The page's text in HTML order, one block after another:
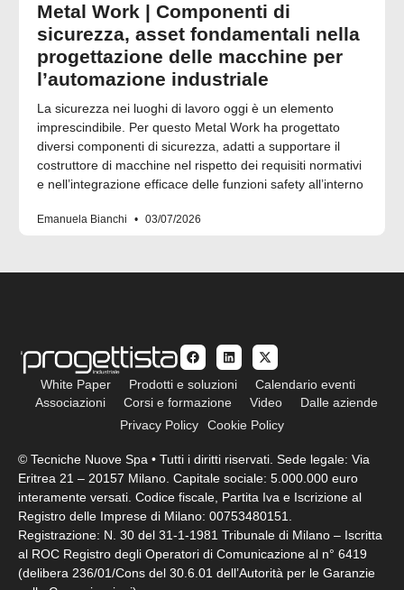
Metal Work | Componenti di
sicurezza, asset fondamentali nella
progettazione delle macchine per
l’automazione industriale
La sicurezza nei luoghi di lavoro oggi è un elemento
imprescindibile. Per questo Metal Work ha progettato
diversi componenti di sicurezza, adatti a supportare il
costruttore di macchine nel rispetto dei requisiti normativi
e nell’integrazione efficace delle funzioni safety all’interno
Emanuela Bianchi 03/07/2026
White Paper Prodotti e soluzioni
Calendario eventi
Associazioni
Corsi e formazione Video
Dalle aziende
Privacy Policy
Cookie Policy
© Tecniche Nuove Spa • Tutti i diritti riservati. Sede legale: Via
Eritrea 21 – 20157 Milano. Capitale sociale: 5.000.000 euro
interamente versati. Codice fiscale, Partita Iva e Iscrizione al
Registro delle Imprese di Milano: 00753480151.
Registrazione: N. 30 del 31-1-1981 Tribunale di Milano – Iscritta
al ROC Registro degli Operatori di Comunicazione al n° 6419
(delibera 236/01/Cons del 30.6.01 dell’Autorità per le Garanzie